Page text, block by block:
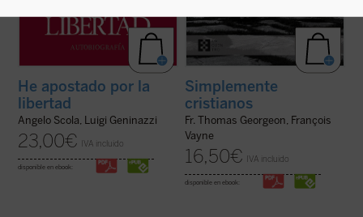
He apostado por la
libertad
Angelo Scola, Luigi Geninazzi
23,00€ IVA incluido
disponible en ebook:
Simplemente
cristianos
Fr. Thomas Georgeon, François
Vayne
16,50€ IVA incluido
disponible en ebook: